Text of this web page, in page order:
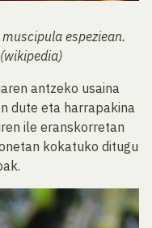
espeziean.
antzeko usaina
dute eta harrapakina
ile eranskorretan
kokatuko ditugu